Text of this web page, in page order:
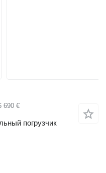
690 €
погрузчик